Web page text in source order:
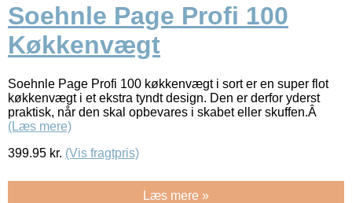
Soehnle Page Profi 100
Køkkenvægt
Soehnle Page Profi 100 køkkenvægt i sort er en super flot
køkkenvægt i et ekstra tyndt design. Den er derfor yderst
praktisk, når den skal opbevares i skabet eller skuffen.Â
(Læs mere)
399.95 kr. (Vis fragtpris)
Læs mere »